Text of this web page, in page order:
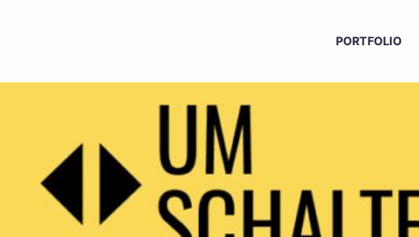
PORTFOLIO